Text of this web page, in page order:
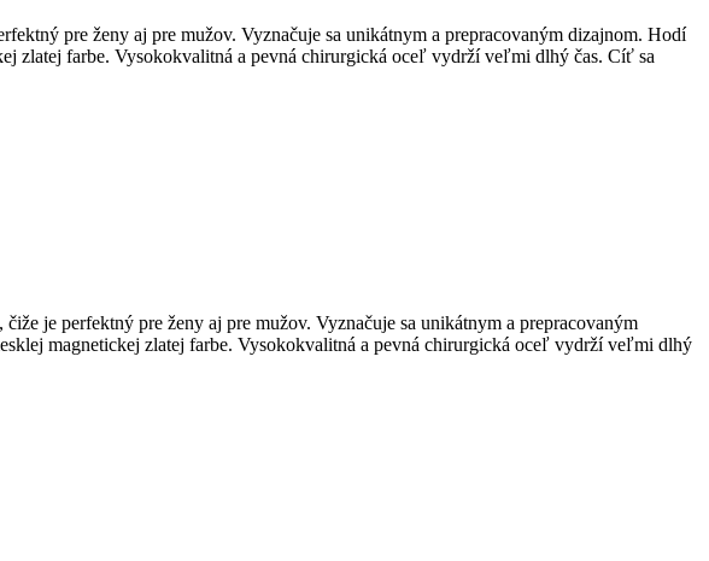
pre ženy aj pre mužov. Vyznačuje sa unikátnym a prepracovaným dizajnom. Hodí
zlatej farbe. Vysokokvalitná a pevná chirurgická oceľ vydrží veľmi dlhý čas. Cíť sa
je perfektný pre ženy aj pre mužov. Vyznačuje sa unikátnym a prepracovaným
magnetickej zlatej farbe. Vysokokvalitná a pevná chirurgická oceľ vydrží veľmi dlhý